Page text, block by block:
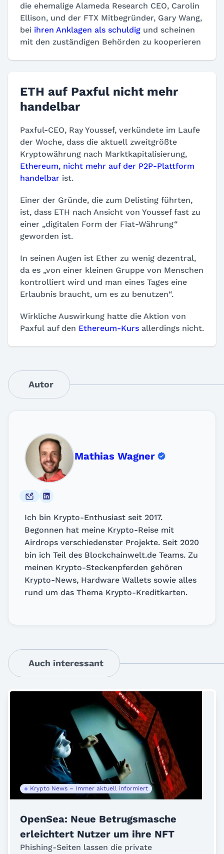
die ehemalige Alameda Research CEO, Carolin
Ellison, und der FTX Mitbegründer, Gary Wang,
bei ihren Anklagen als schuldig und scheinen
mit den zuständigen Behörden zu kooperieren
ETH auf Paxful nicht mehr
handelbar
Paxful-CEO, Ray Youssef, verkündete im Laufe
der Woche, dass die aktuell zweitgrößte
Kryptowährung nach Marktkapitalisierung,
Ethereum, nicht mehr auf der P2P-Plattform
handelbar ist.
Einer der Gründe, die zum Delisting führten,
ist, dass ETH nach Ansicht von Youssef fast zu
einer „digitalen Form der Fiat-Währung“
geworden ist.
In seinen Augen ist Ether zu wenig dezentral,
da es „von einer kleinen Gruppe von Menschen
kontrolliert wird und man eines Tages eine
Erlaubnis braucht, um es zu benutzen“.
Wirkliche Auswirkung hatte die Aktion von
Paxful auf den Ethereum-Kurs allerdings nicht.
Autor
Mathias Wagner
Ich bin Krypto-Enthusiast seit 2017.
Begonnen hat meine Krypto-Reise mit
Airdrops verschiedenster Projekte. Seit 2020
bin ich Teil des Blockchainwelt.de Teams. Zu
meinen Krypto-Steckenpferden gehören
Krypto-News, Hardware Wallets sowie alles
rund um das Thema Krypto-Kreditkarten.
Auch interessant
Krypto News – Immer aktuell informiert
OpenSea: Neue Betrugsmasche
erleichtert Nutzer um ihre NFT
Phishing-Seiten lassen die private